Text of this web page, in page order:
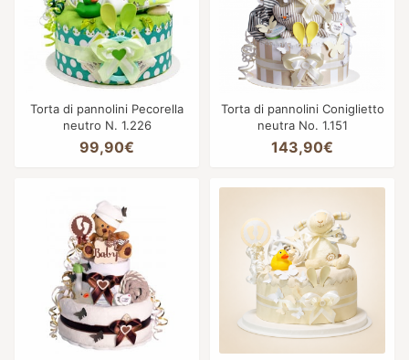
Torta di pannolini Pecorella
neutro N. 1.226
99,90€
Torta di pannolini Coniglietto
neutra No. 1.151
143,90€